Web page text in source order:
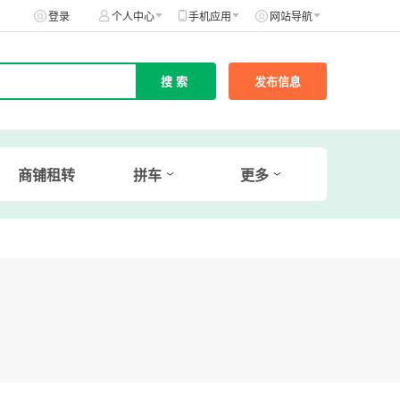
登录 个人中心 手机应用 网站导航
发布信息
商铺租转 拼车 更多